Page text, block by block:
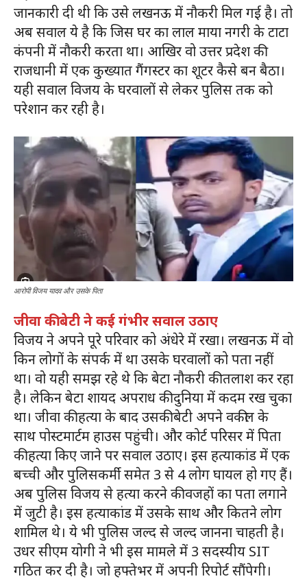
जानकारी दी थी कि उसे लखनऊ में नौकरी मिल गई है। तो
अब सवाल ये है कि जिस घर का लाल माया नगरी के टाटा
कंपनी में नौकरी करता था। आखिर वो उत्तर प्रदेश की
राजधानी में एक कुख्यात गैंगस्टर का शूटर कैसे बन बैठा।
यही सवाल विजय के घरवालों से लेकर पुलिस तक को
परेशान कर रही है।
आरोपी विजय यादव और उसके पिता
जीवा की बेटी ने कई गंभीर सवाल उठाए
विजय ने अपने पूरे परिवार को अंधेरे में रखा। लखनऊ में वो
किन लोगों के संपर्क में था उसके घरवालों को पता नहीं
था। वो यही समझ रहे थे कि बेटा नौकरी की तलाश कर रहा
है। लेकिन बेटा शायद अपराध की दुनिया में कदम रख चुका
था। जीवा की हत्या के बाद उसकी बेटी अपने वकील के
साथ पोस्टमार्टम हाउस पहुंची। और कोर्ट परिसर में पिता
की हत्या किए जाने पर सवाल उठाए। इस हत्याकांड में एक
बच्ची और पुलिसकर्मी समेत 3 से 4 लोग घायल हो गए हैं।
अब पुलिस विजय से हत्या करने की वजहों का पता लगाने
में जुटी है। इस हत्याकांड में उसके साथ और कितने लोग
शामिल थे। ये भी पुलिस जल्द से जल्द जानना चाहती है।
उधर सीएम योगी ने भी इस मामले में 3 सदस्यीय SIT
गठित कर दी है। जो हफ्तेभर में अपनी रिपोर्ट सौंपेगी।